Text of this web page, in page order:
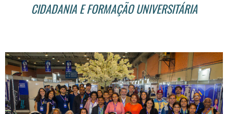
CIDADANIA E FORMAÇÃO UNIVERSITÁRIA